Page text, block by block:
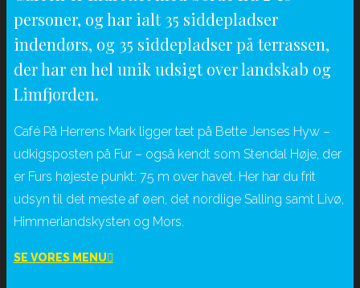
personer, og har ialt 35 siddepladser
indendørs, og 35 siddepladser på terrassen,
der har en hel unik udsigt over landskab og
Limfjorden.
Café På Herrens Mark ligger tæt på Bette Jenses Hyw –
udkigsposten på Fur – også kendt som Stendal Høje, der
er Furs højeste punkt: 75 m over havet. Her har du frit
udsyn til det meste af øen, det nordlige Salling samt Livø,
Himmerlandskysten og Mors.
SE VORES MENU